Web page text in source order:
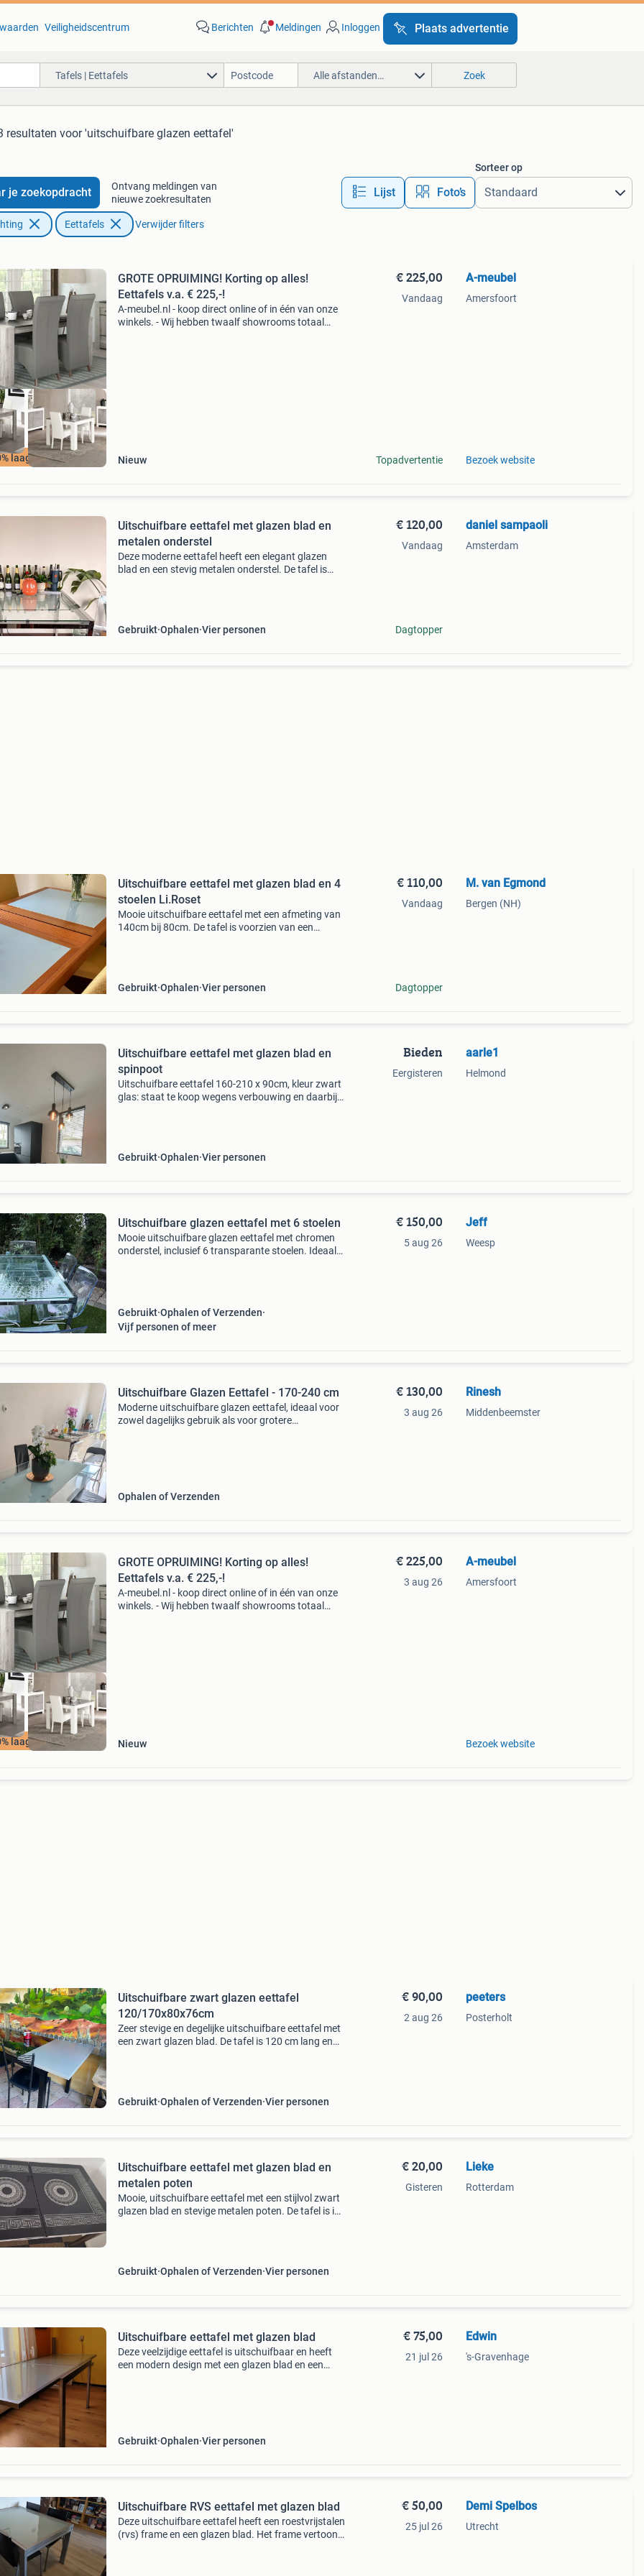
Veiligheidscentrum Berichten Meldingen Inloggen Plaats advertentie
Tafels | Eettafels Alle afstanden… Zoek
resultaten voor 'uitschuifbare glazen eettafel'
je zoekopdracht
Ontvang meldingen van
nieuwe zoekresultaten
Lijst Foto’s
Sorteer op
Eettafels Verwijder filters
laagste prijs
GROTE OPRUIMING! Korting op alles!
Eettafels v.a. € 225,-!
A-meubel.nl - koop direct online of in één van onze
winkels. - Wij hebben twaalf showrooms totaal
Nieuw
€ 225,00
Vandaag
Topadvertentie
A-meubel
Amersfoort
Bezoek website
Uitschuifbare eettafel met glazen blad en
metalen onderstel
Deze moderne eettafel heeft een elegant glazen
blad en een stevig metalen onderstel. De tafel is
Gebruikt Ophalen Vier personen
€ 120,00
Vandaag
Dagtopper
daniel sampaoli
Amsterdam
Uitschuifbare eettafel met glazen blad en 4
stoelen Li.Roset
Mooie uitschuifbare eettafel met een afmeting van
140cm bij 80cm. De tafel is voorzien van een
Gebruikt Ophalen Vier personen
€ 110,00
Vandaag
Dagtopper
M. van Egmond
Bergen (NH)
Uitschuifbare eettafel met glazen blad en
spinpoot
Uitschuifbare eettafel 160-210 x 90cm, kleur zwart
glas: staat te koop wegens verbouwing en daarbij
Gebruikt Ophalen Vier personen
Bieden
Eergisteren
aarle1
Helmond
Uitschuifbare glazen eettafel met 6 stoelen
Mooie uitschuifbare glazen eettafel met chromen
onderstel, inclusief 6 transparante stoelen. Ideaal
Gebruikt Ophalen of Verzenden
Vijf personen of meer
€ 150,00
5 aug 26
Jeff
Weesp
Uitschuifbare Glazen Eettafel - 170-240 cm
Moderne uitschuifbare glazen eettafel, ideaal voor
zowel dagelijks gebruik als voor grotere
Ophalen of Verzenden
€ 130,00
3 aug 26
Rinesh
Middenbeemster
laagste prijs
GROTE OPRUIMING! Korting op alles!
Eettafels v.a. € 225,-!
A-meubel.nl - koop direct online of in één van onze
winkels. - Wij hebben twaalf showrooms totaal
Nieuw
€ 225,00
3 aug 26
A-meubel
Amersfoort
Bezoek website
Uitschuifbare zwart glazen eettafel
120/170x80x76cm
Zeer stevige en degelijke uitschuifbare eettafel met
een zwart glazen blad. De tafel is 120 cm lang en
Gebruikt Ophalen of Verzenden Vier personen
€ 90,00
2 aug 26
peeters
Posterholt
Uitschuifbare eettafel met glazen blad en
metalen poten
Mooie, uitschuifbare eettafel met een stijlvol zwart
glazen blad en stevige metalen poten. De tafel is in
Gebruikt Ophalen of Verzenden Vier personen
€ 20,00
Gisteren
Lieke
Rotterdam
Uitschuifbare eettafel met glazen blad
Deze veelzijdige eettafel is uitschuifbaar en heeft
een modern design met een glazen blad en een
Gebruikt Ophalen Vier personen
€ 75,00
21 jul 26
Edwin
's-Gravenhage
Uitschuifbare RVS eettafel met glazen blad
Deze uitschuifbare eettafel heeft een roestvrijstalen
(rvs) frame en een glazen blad. Het frame vertoont
€ 50,00
25 jul 26
Demi Spelbos
Utrecht